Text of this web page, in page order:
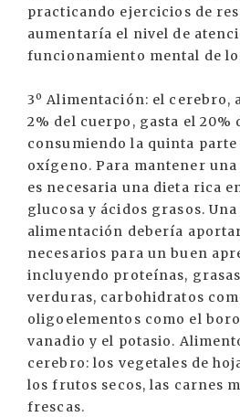
practicando ejercicios de
aumentaría el nivel de
funcionamiento mental de
3º Alimentación: el cerebro,
2% del cuerpo, gasta el 20%
consumiendo la quinta parte
oxígeno. Para mantener
es necesaria una dieta rica
glucosa y ácidos grasos.
alimentación debería
necesarios para un buen
incluyendo proteínas,
verduras, carbohidratos
oligoelementos como el
vanadio y el potasio.
cerebro: los vegetales de
los frutos secos, las carnes
frescas.